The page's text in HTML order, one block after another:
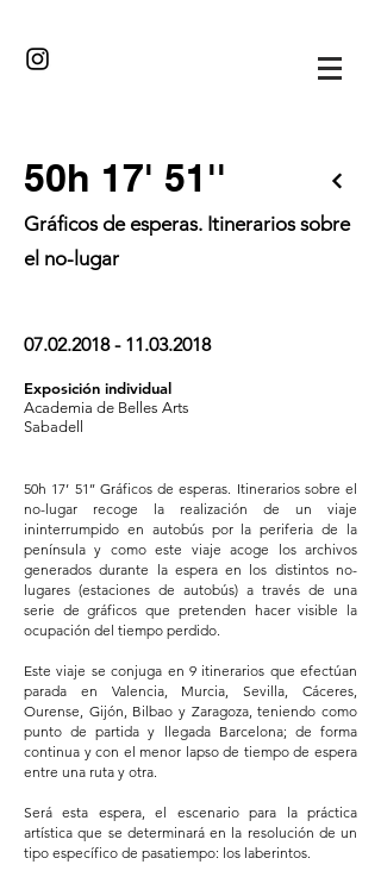
50h 17' 51''
Gráficos de esperas. Itinerarios sobre
el no-lugar
07.02.2018 - 11.03.2018
Exposición individual
Academia de Belles Arts
Sabadell
50h 17’ 51’’ Gráficos de esperas. Itinerarios sobre el
no-lugar recoge la realización de un viaje
ininterrumpido en autobús por la periferia de la
península y como este viaje acoge los archivos
generados durante la espera en los distintos no-
lugares (estaciones de autobús) a través de una
serie de gráficos que pretenden hacer visible la
ocupación del tiempo perdido.
Este viaje se conjuga en 9 itinerarios que efectúan
parada en Valencia, Murcia, Sevilla, Cáceres,
Ourense, Gijón, Bilbao y Zaragoza, teniendo como
punto de partida y llegada Barcelona; de forma
continua y con el menor lapso de tiempo de espera
entre una ruta y otra.
Será esta espera, el escenario para la práctica
artística que se determinará en la resolución de un
tipo específico de pasatiempo: los laberintos.